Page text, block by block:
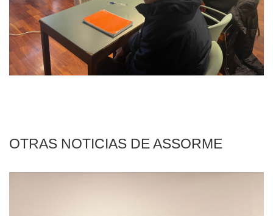
OTRAS NOTICIAS DE ASSORME